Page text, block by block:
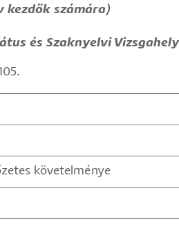
kezdők számára)
és Szaknyelvi Vizsgahely
követelménye